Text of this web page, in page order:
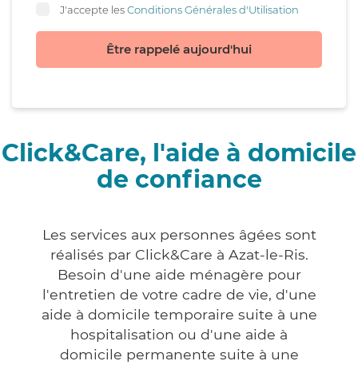
J'accepte lesConditions Générales d'Utilisation
Être rappelé aujourd'hui
Click&Care, l'aide à domicile
de confiance
Les services aux personnes âgées sont
réalisés par Click&Care à Azat-le-Ris.
Besoin d'une aide ménagère pour
l'entretien de votre cadre de vie, d'une
aide à domicile temporaire suite à une
hospitalisation ou d'une aide à
domicile permanente suite à une